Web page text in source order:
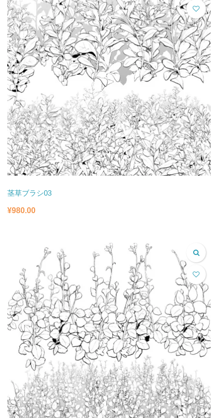
茎草ブラシ03
¥980.00